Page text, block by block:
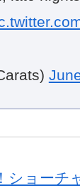
ショーチ